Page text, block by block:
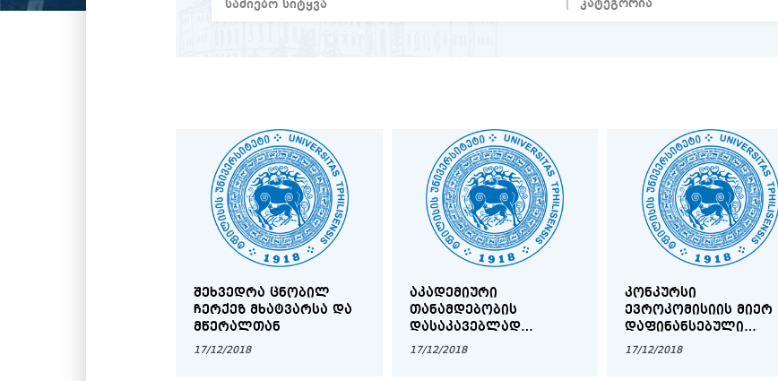
ᲨᲔᲮᲕᲔᲓᲠᲐ ᲪᲜᲝᲑᲘᲚ
ᲩᲔᲠᲥᲔᲖ ᲛᲮᲐᲢᲕᲐᲠᲡᲐ ᲓᲐ
ᲛᲬᲔᲠᲐᲚᲗᲐᲜ
17/12/2018
ᲐᲙᲐᲓᲔᲛᲘᲣᲠᲘ
ᲗᲐᲜᲐᲛᲓᲔᲑᲝᲑᲘᲡ
ᲓᲐᲡᲐᲙᲐᲕᲔᲑᲚᲐᲓ
ᲒᲐᲛᲝᲪᲮᲐᲓᲔᲑᲣᲚᲘ
17/12/2018
ᲙᲝᲜᲙᲣᲠᲡᲘ
ᲔᲕᲠᲝᲙᲝᲛᲘᲡᲘᲘᲡ ᲛᲘᲔᲠ
ᲓᲐᲤᲘᲜᲐᲜᲡᲔᲑᲣᲚᲘ
ᲔᲠᲐᲖᲛᲣᲡ+ ᲞᲠᲝᲒᲠᲐᲛᲘᲡ
17/12/2018